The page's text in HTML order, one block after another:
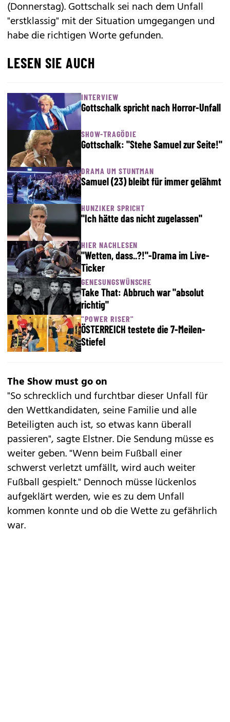
(Donnerstag). Gottschalk sei nach dem Unfall
"erstklassig" mit der Situation umgegangen und
habe die richtigen Worte gefunden.
LESEN SIE AUCH
INTERVIEW
Gottschalk spricht nach Horror-Unfall
SHOW-TRAGÖDIE
Gottschalk: "Stehe Samuel zur Seite!"
DRAMA UM STUNTMAN
Samuel (23) bleibt für immer gelähmt
HUNZIKER SPRICHT
"Ich hätte das nicht zugelassen"
HIER NACHLESEN
"Wetten, dass..?!"-Drama im Live-
Ticker
GENESUNGSWÜNSCHE
Take That: Abbruch war "absolut
richtig"
"POWER RISER"
ÖSTERREICH testete die 7-Meilen-
Stiefel
The Show must go on
"So schrecklich und furchtbar dieser Unfall für
den Wettkandidaten, seine Familie und alle
Beteiligten auch ist, so etwas kann überall
passieren", sagte Elstner. Die Sendung müsse es
weiter geben. "Wenn beim Fußball einer
schwerst verletzt umfällt, wird auch weiter
Fußball gespielt." Dennoch müsse lückenlos
aufgeklärt werden, wie es zu dem Unfall
kommen konnte und ob die Wette zu gefährlich
war.